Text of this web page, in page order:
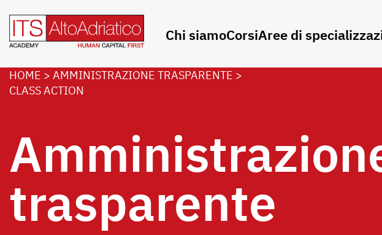
Chi siamoCorsiAree di
HOME > AMMINISTRAZIONE TRASPARENTE >
CLASS ACTION
trasparente